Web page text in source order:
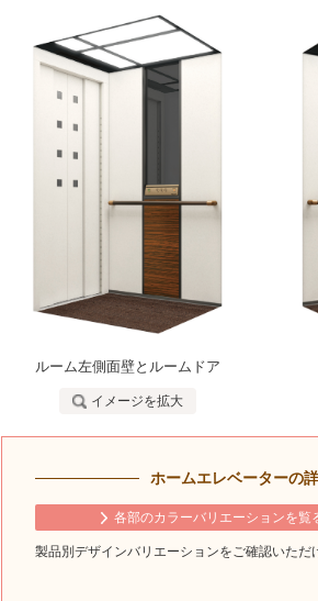
ルーム左側面壁とルームドア
イメージを拡大
ホームエレベーターの
各部のカラーバリエーションを覧
製品別デザインバリエーションをご確認いただ